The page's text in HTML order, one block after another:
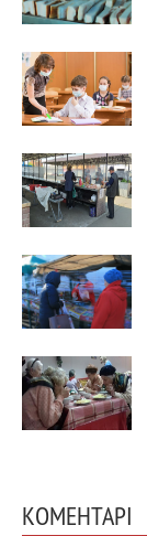
КОМЕНТАРІ